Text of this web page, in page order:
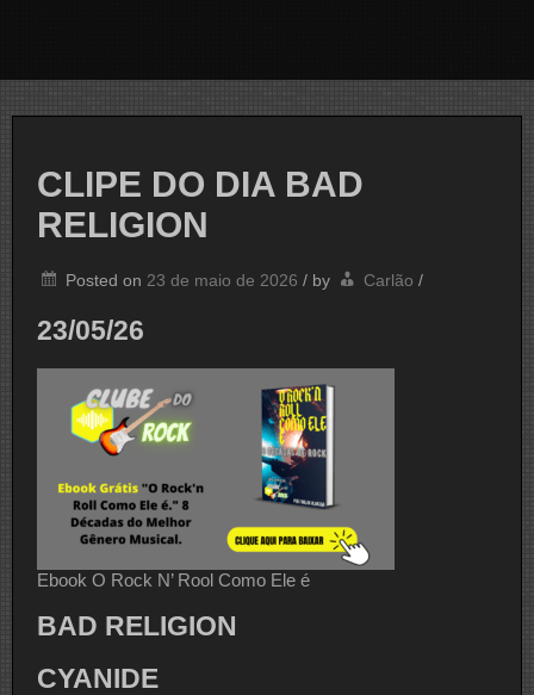
CLIPE DO DIA BAD
RELIGION
Posted on 23 de maio de 2026 / by Carlão /
23/05/26
Ebook O Rock N’ Rool Como Ele é
BAD RELIGION
CYANIDE